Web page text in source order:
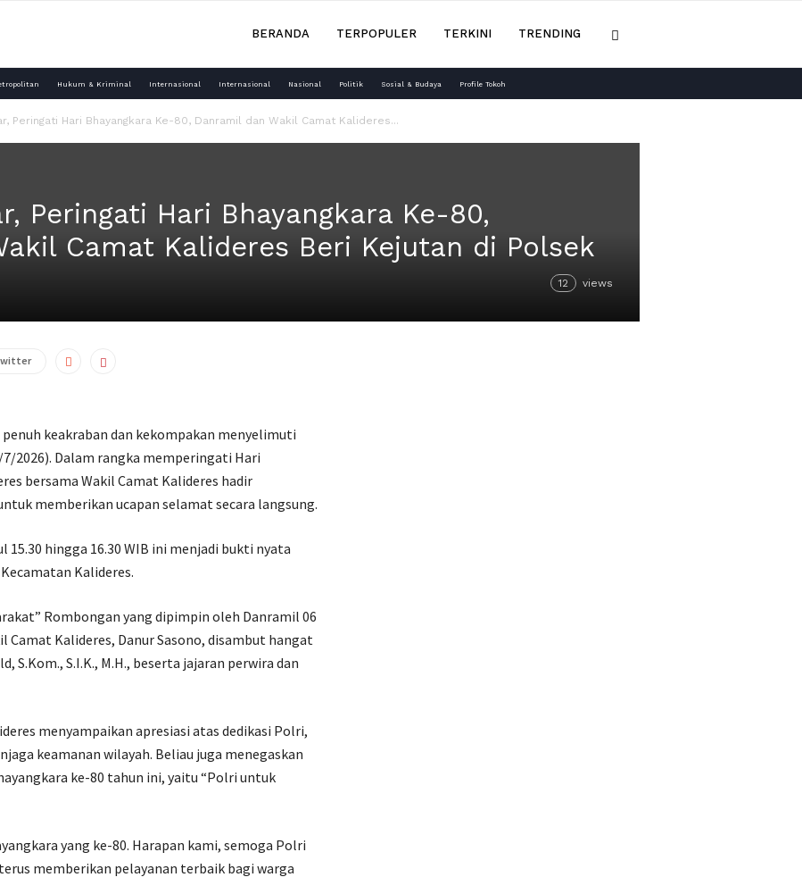
BERANDA TERPOPULER TERKINI TRENDING
Hukum & Kriminal Internasional Internasional Nasional Politik Sosial & Budaya Profile Tokoh
Peringati Hari Bhayangkara Ke-80, Danramil dan Wakil Camat Kalideres...
Peringati Hari Bhayangkara Ke-80,
Camat Kalideres Beri Kejutan di Polsek
12 views
penuh keakraban dan kekompakan menyelimuti
2026). Dalam rangka memperingati Hari
bersama Wakil Camat Kalideres hadir
memberikan ucapan selamat secara langsung.
hingga 16.30 WIB ini menjadi bukti nyata
Kalideres.
Rombongan yang dipimpin oleh Danramil 06
Camat Kalideres, Danur Sasono, disambut hangat
S.Kom., S.I.K., M.H., beserta jajaran perwira dan
menyampaikan apresiasi atas dedikasi Polri,
keamanan wilayah. Beliau juga menegaskan
ke-80 tahun ini, yaitu “Polri untuk
yang ke-80. Harapan kami, semoga Polri
memberikan pelayanan terbaik bagi warga